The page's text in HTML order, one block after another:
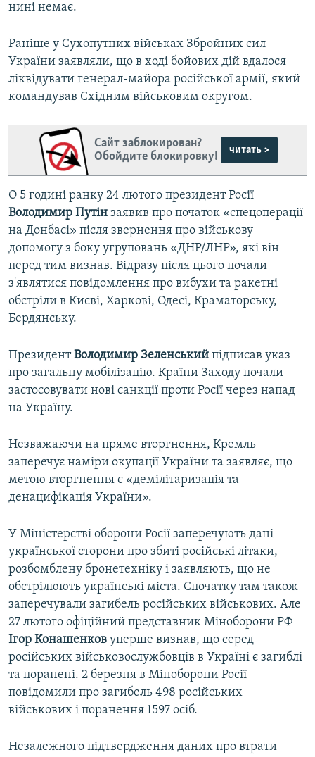
нині немає.
Раніше у Сухопутних військах Збройних сил
України заявляли, що в ході бойових дій вдалося
ліквідувати генерал-майора російської армії, який
командував Східним військовим округом.
Сайт заблокирован?
Обойдите блокировку!
читать >
О 5 годині ранку 24 лютого президент Росії
Володимир Путін заявив про початок «спецоперації
на Донбасі» після звернення про військову
допомогу з боку угруповань «ДНР/ЛНР», які він
перед тим визнав. Відразу після цього почали
з'являтися повідомлення про вибухи та ракетні
обстріли в Києві, Харкові, Одесі, Краматорську,
Бердянську.
ПрезидентВолодимир Зеленський підписав указ
про загальну мобілізацію. Країни Заходу почали
застосовувати нові санкції проти Росії через напад
на Україну.
Незважаючи на пряме вторгнення, Кремль
заперечує наміри окупації України та заявляє, що
метою вторгнення є «демілітаризація та
денацифікація України».
У Міністерстві оборони Росії заперечують дані
української сторони про збиті російські літаки,
розбомблену бронетехніку і заявляють, що не
обстрілюють українські міста. Спочатку там також
заперечували загибель російських військових. Але
27 лютого офіційний представник Міноборони РФ
Ігор Конашенков уперше визнав, що серед
російських військовослужбовців в Україні є загиблі
та поранені. 2 березня в Міноборони Росії
повідомили про загибель 498 російських
військових і поранення 1597 осіб.
Незалежного підтвердження даних про втрати